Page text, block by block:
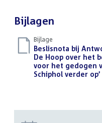
Bijlagen
Bijlage
Download
bestand:
Beslisnota bij
De Hoop over het
voor het gedogen
Schiphol verder op’